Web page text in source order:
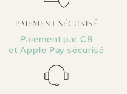
PAIEMENT SÉCURISÉ
Paiement par CB
et Apple Pay sécurisé